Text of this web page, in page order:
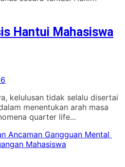
Hantui Mahasiswa
kelulusan tidak selalu disertai
menentukan arah masa
quarter life...
Ancaman Gangguan Mental
Mahasiswa